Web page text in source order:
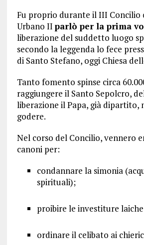
Fu proprio durante il III Concilio
Urbano II parlò per la prima
liberazione del suddetto luogo
secondo la leggenda lo fece
di Santo Stefano, oggi Chiesa
Tanto fomento spinse circa
raggiungere ilSanto Sepolcro,
liberazione il Papa, già dipartito,
godere.
Nel corso del Concilio, vennero
canoni per:
condannare la simonia
spirituali);
proibire le investiture
ordinare il celibato ai